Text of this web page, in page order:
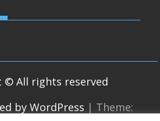
© All rights reserved
by WordPress | Theme: